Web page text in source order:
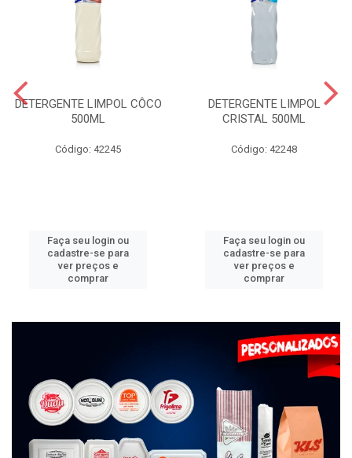
DETERGENTE LIMPOL CÔCO
500ML
Código: 42245
Faça seu login ou
cadastre-se para
ver preços e
comprar
DETERGENTE LIMPOL
CRISTAL 500ML
Código: 42248
Faça seu login ou
cadastre-se para
ver preços e
comprar